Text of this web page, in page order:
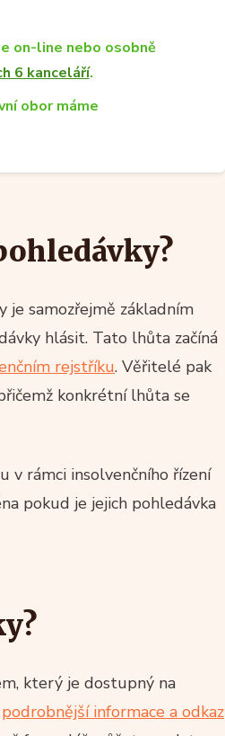
on-line nebo osobně
6 kanceláří.
obor máme
samozřejmě základním
hlásit. Tato lhůta začíná
rejstříku. Věřitelé pak
konkrétní lhůta se
rámci insolvenčního řízení
pokud je jejich pohledávka
který je dostupný na
podrobnější informace a odkaz